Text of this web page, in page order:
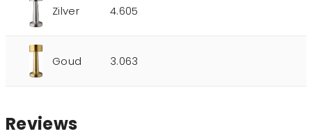
Zilver 4.605
Goud 3.063
Reviews